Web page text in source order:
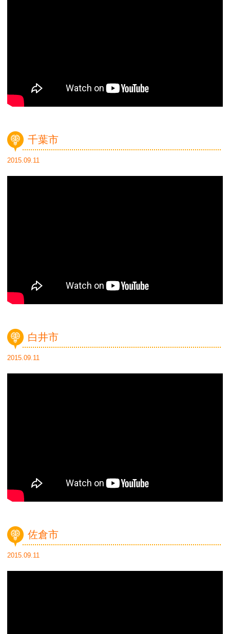
千葉市
2015.09.11
白井市
2015.09.11
佐倉市
2015.09.11